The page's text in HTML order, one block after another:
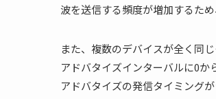
波を送信する頻度が増加するた
また、複数のデバイスが全く同
アドバタイズインターバルに0か
アドバタイズの発信タイミング